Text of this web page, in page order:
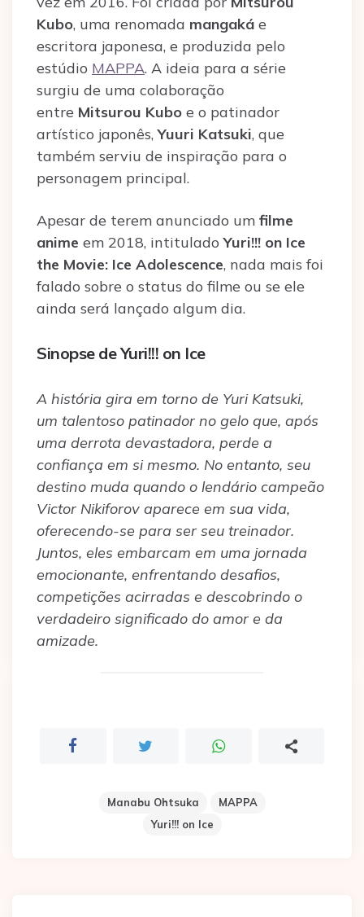
Kubo, uma renomada mangaká e
escritora japonesa, e produzida pelo
estúdio MAPPA. A ideia para a série
surgiu de uma colaboração
entre Mitsurou Kubo e o patinador
artístico japonês,Yuuri Katsuki, que
também serviu de inspiração para o
personagem principal.
Apesar de terem anunciado um filme
anime em 2018, intituladoYuri!!! on Ice
the Movie: Ice Adolescence, nada mais foi
falado sobre o status do filme ou se ele
ainda será lançado algum dia.
Sinopse de Yuri!!! on Ice
A história gira em torno de Yuri Katsuki,
um talentoso patinador no gelo que, após
uma derrota devastadora, perde a
confiança em si mesmo. No entanto, seu
destino muda quando o lendário campeão
Victor Nikiforov aparece em sua vida,
oferecendo-se para ser seu treinador.
Juntos, eles embarcam em uma jornada
emocionante, enfrentando desafios,
competições acirradas e descobrindo o
verdadeiro significado do amor e da
amizade.
Manabu Ohtsuka
MAPPA
Yuri!!! on Ice